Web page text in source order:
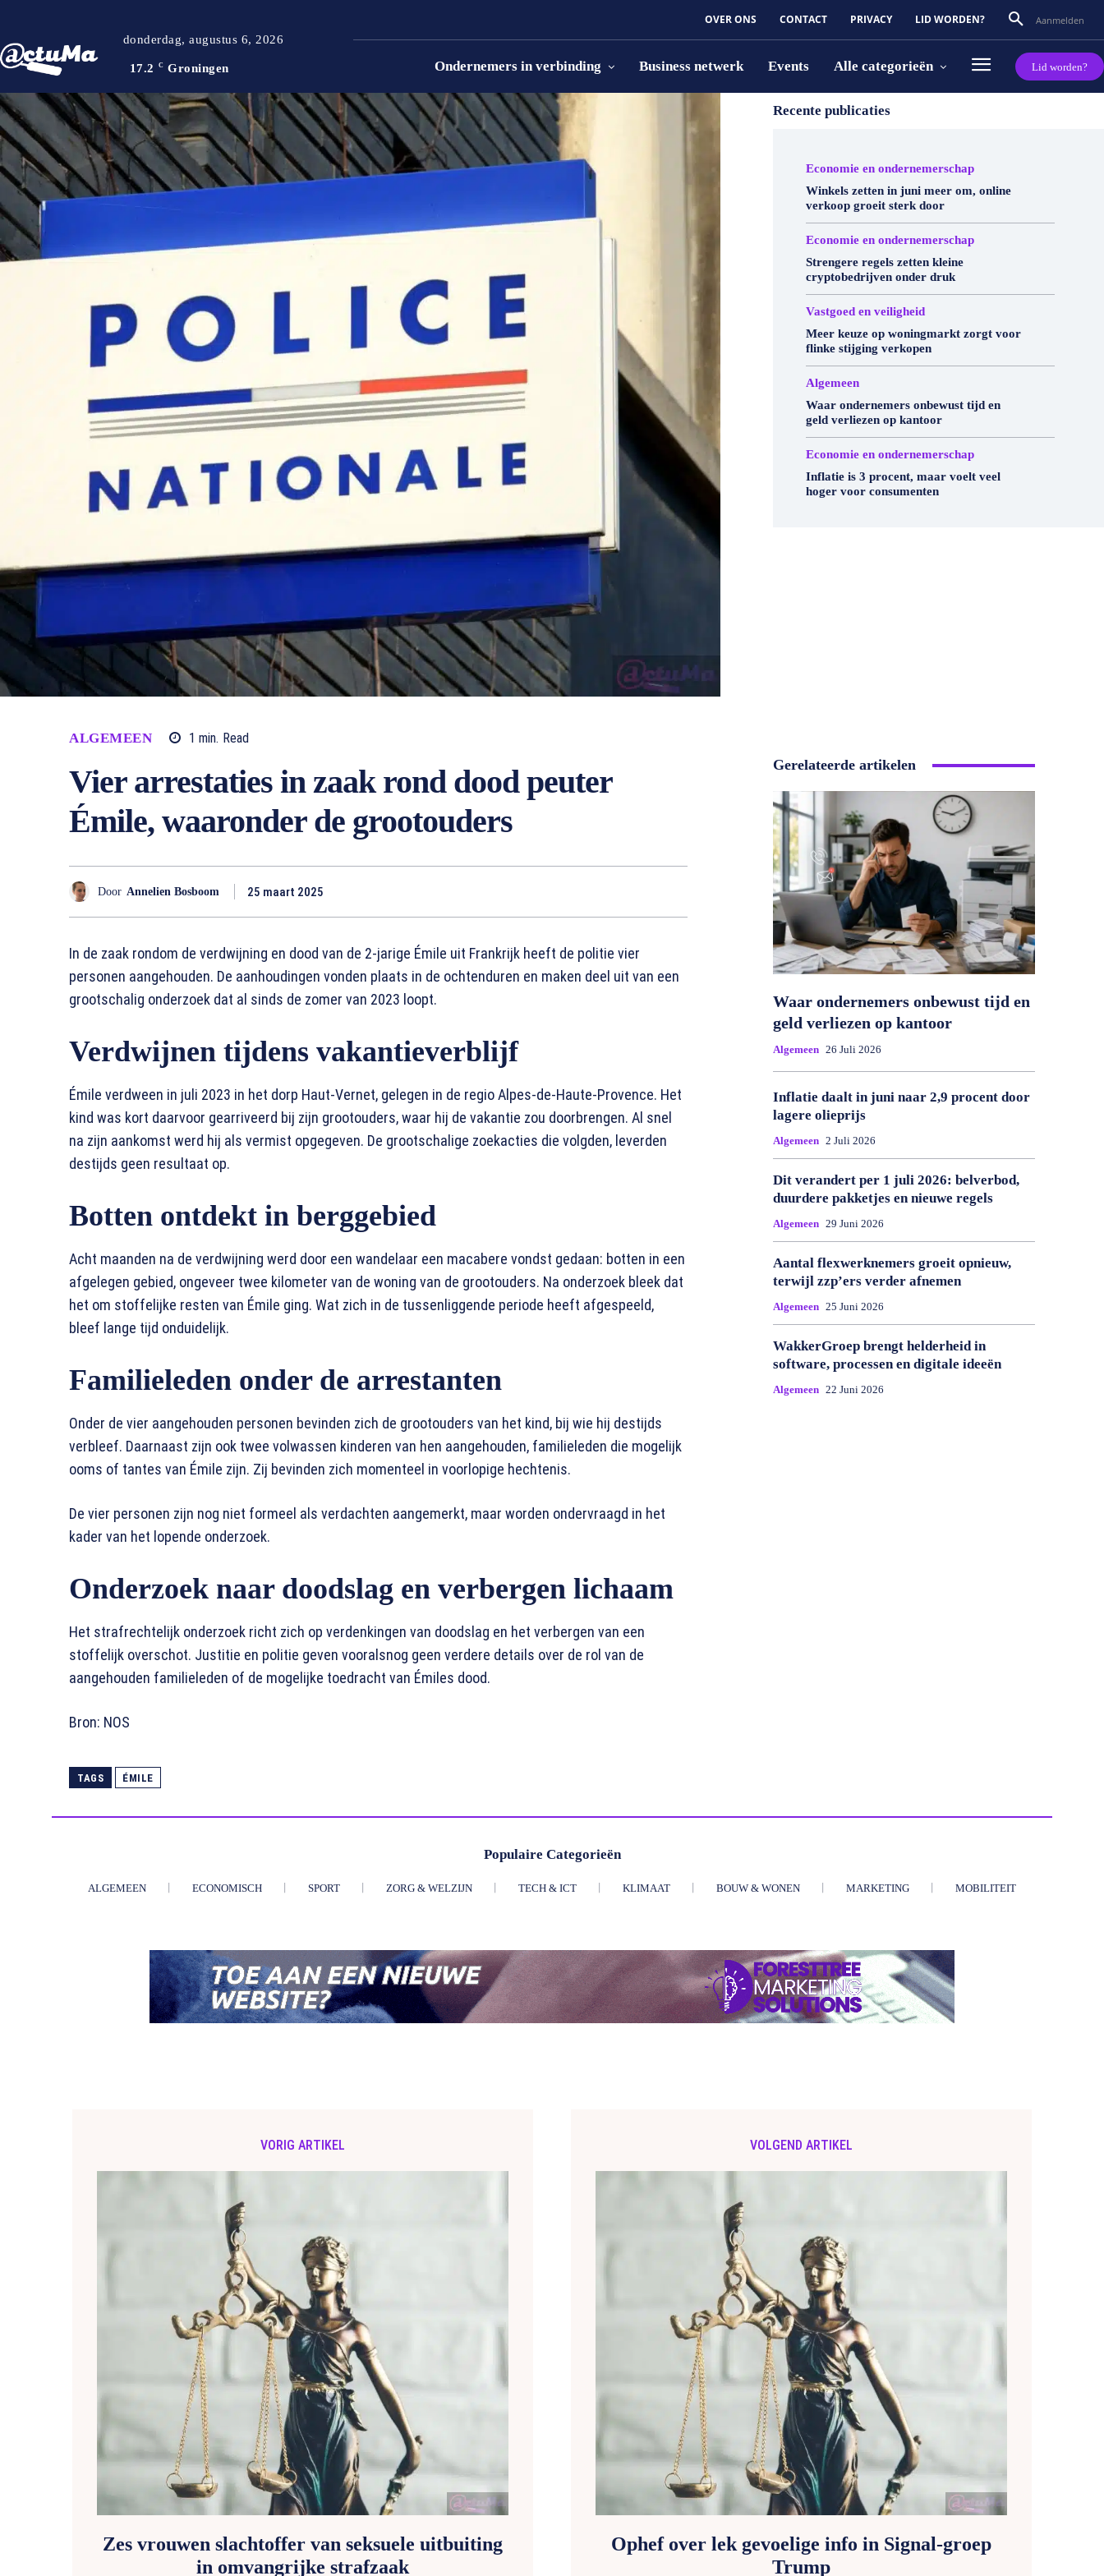
donderdag, augustus 6, 2026
17.2 C Groningen
OVER ONS CONTACT PRIVACY LID WORDEN? Aanmelden
Ondernemers in verbinding Business netwerk Events Alle categorieën Lid worden?
ALGEMEEN 1 min. Read
Vier arrestaties in zaak rond dood peuter
Émile, waaronder de grootouders
Door Annelien Bosboom 25 maart 2025
In de zaak rondom de verdwijning en dood van de 2-jarige Émile uit Frankrijk heeft de politie vier
personen aangehouden. De aanhoudingen vonden plaats in de ochtenduren en maken deel uit van een
grootschalig onderzoek dat al sinds de zomer van 2023 loopt.
Verdwijnen tijdens vakantieverblijf
Émile verdween in juli 2023 in het dorp Haut-Vernet, gelegen in de regio Alpes-de-Haute-Provence. Het
kind was kort daarvoor gearriveerd bij zijn grootouders, waar hij de vakantie zou doorbrengen. Al snel
na zijn aankomst werd hij als vermist opgegeven. De grootschalige zoekacties die volgden, leverden
destijds geen resultaat op.
Botten ontdekt in berggebied
Acht maanden na de verdwijning werd door een wandelaar een macabere vondst gedaan: botten in een
afgelegen gebied, ongeveer twee kilometer van de woning van de grootouders. Na onderzoek bleek dat
het om stoffelijke resten van Émile ging. Wat zich in de tussenliggende periode heeft afgespeeld,
bleef lange tijd onduidelijk.
Familieleden onder de arrestanten
Onder de vier aangehouden personen bevinden zich de grootouders van het kind, bij wie hij destijds
verbleef. Daarnaast zijn ook twee volwassen kinderen van hen aangehouden, familieleden die mogelijk
ooms of tantes van Émile zijn. Zij bevinden zich momenteel in voorlopige hechtenis.
De vier personen zijn nog niet formeel als verdachten aangemerkt, maar worden ondervraagd in het
kader van het lopende onderzoek.
Onderzoek naar doodslag en verbergen lichaam
Het strafrechtelijk onderzoek richt zich op verdenkingen van doodslag en het verbergen van een
stoffelijk overschot. Justitie en politie geven vooralsnog geen verdere details over de rol van de
aangehouden familieleden of de mogelijke toedracht van Émiles dood.
Bron: NOS
TAGS ÉMILE
Recente publicaties
Economie en ondernemerschap
Winkels zetten in juni meer om, online
verkoop groeit sterk door
Economie en ondernemerschap
Strengere regels zetten kleine
cryptobedrijven onder druk
Vastgoed en veiligheid
Meer keuze op woningmarkt zorgt voor
flinke stijging verkopen
Algemeen
Waar ondernemers onbewust tijd en
geld verliezen op kantoor
Economie en ondernemerschap
Inflatie is 3 procent, maar voelt veel
hoger voor consumenten
Gerelateerde artikelen
Waar ondernemers onbewust tijd en
geld verliezen op kantoor
Algemeen 26 Juli 2026
Inflatie daalt in juni naar 2,9 procent door
lagere olieprijs
Algemeen 2 Juli 2026
Dit verandert per 1 juli 2026: belverbod,
duurdere pakketjes en nieuwe regels
Algemeen 29 Juni 2026
Aantal flexwerknemers groeit opnieuw,
terwijl zzp’ers verder afnemen
Algemeen 25 Juni 2026
WakkerGroep brengt helderheid in
software, processen en digitale ideeën
Algemeen 22 Juni 2026
Populaire Categorieën
ALGEMEEN ECONOMISCH SPORT ZORG & WELZIJN TECH & ICT KLIMAAT BOUW & WONEN MARKETING MOBILITEIT
VORIG ARTIKEL
Zes vrouwen slachtoffer van seksuele uitbuiting
in omvangrijke strafzaak
VOLGEND ARTIKEL
Ophef over lek gevoelige info in Signal-groep
Trump